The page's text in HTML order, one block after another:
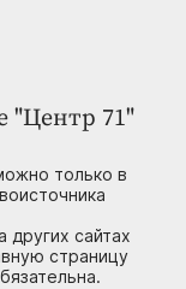
"Центр 71"
только в
других сайтах
страницу